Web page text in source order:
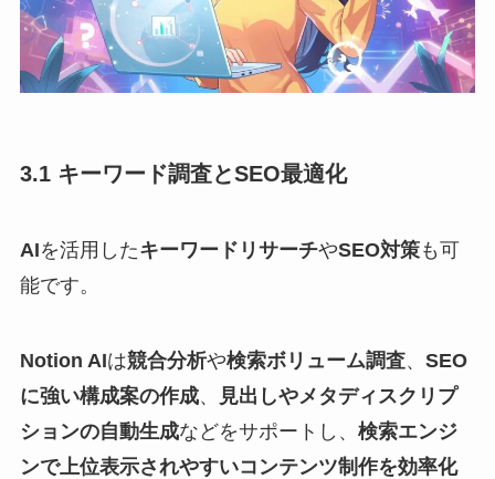
3.1 キーワード調査とSEO最適化
AIを活用したキーワードリサーチやSEO対策も可
能です。
Notion AIは競合分析や検索ボリューム調査、 SEO
に強い構成案の作成、
見出しやメタディスクリプ
ションの自動生成などをサポートし、 検索エンジ
ンで上位表示されやすいコンテンツ制作を効率化